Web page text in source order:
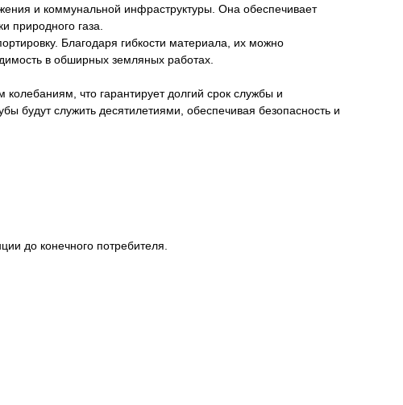
и коммунальной инфраструктуры. Она обеспечивает
природного газа.
Благодаря гибкости материала, их можно
в обширных земляных работах.
что гарантирует долгий срок службы и
будут служить десятилетиями, обеспечивая безопасность и
до конечного потребителя.